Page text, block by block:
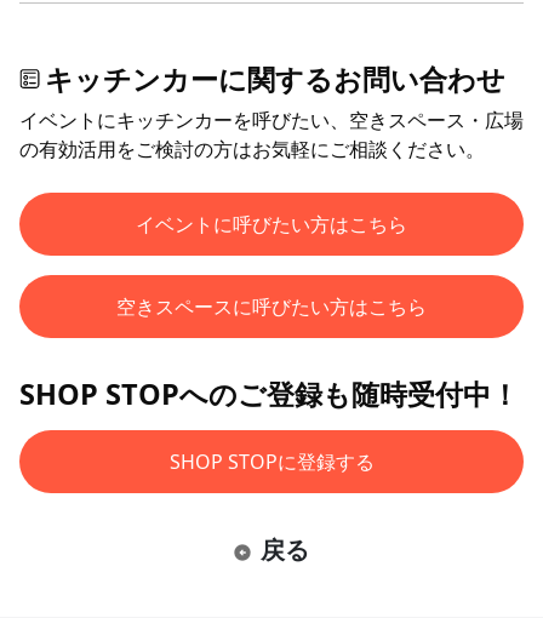
キッチンカーに関するお問い合わせ
イベントにキッチンカーを呼びたい、空きスペース・広場
の有効活用をご検討の方はお気軽にご相談ください。
イベントに呼びたい方はこちら
空きスペースに呼びたい方はこちら
SHOP STOPへのご登録も随時受付中！
SHOP STOPに登録する
戻る